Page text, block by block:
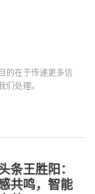
的在于传递更多信
们处理。
条王胜阳：
共鸣，智能